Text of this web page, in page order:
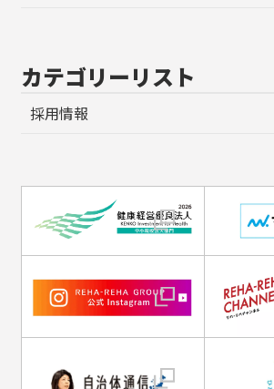
カテゴリーリスト
採用情報